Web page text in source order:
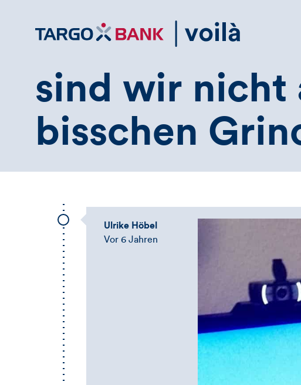
sind wir nicht
bisschen
Ulrike Höbel
Vor 6 Jahren